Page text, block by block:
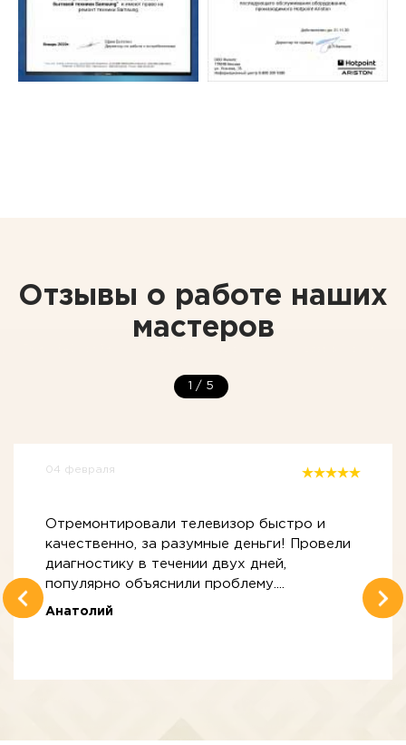
Отзывы о работе наших
мастеров
1 / 5
04 февраля
Отремонтировали телевизор быстро и
качественно, за разумные деньги! Провели
диагностику в течении двух дней,
популярно объяснили проблему....
Анатолий